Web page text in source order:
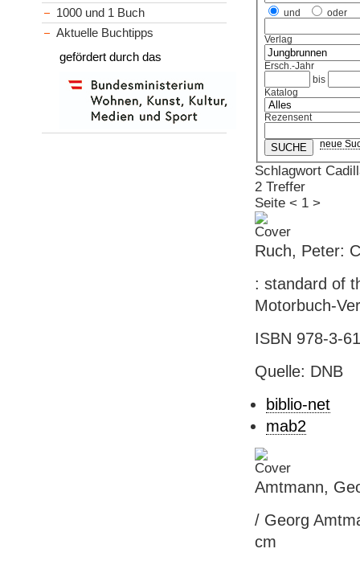
und oder
Verlag
Ersch.-Jahr
bis
Katalog
Rezensent
neue
Schlagwort
2 Treffer
Seite < 1 >
Ruch, Peter:
: standard of
Motorbuch-
ISBN 978-3-
Quelle: DNB
biblio-net
mab2
Amtmann,
/ Georg
cm
1000 und 1 Buch
Aktuelle Buchtipps
gefördert durch das